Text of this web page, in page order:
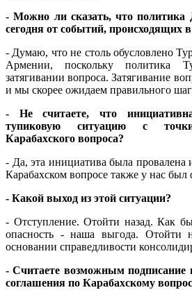
- Можно ли сказать, что политика
сегодня от событий, происходящих
- Думаю, что не столь обусловлено
Армении, поскольку политика
затягивании вопроса. Затягивание
и мы скорее ожидаем правильного
- Не считаете, что
тупиковую ситуацию с
Карабахского вопроса?
- Да, эта инициатива была провалена
Карабахском вопросе также у нас
- Какой выход из этой ситуации?
- Отступление. Отойти назад. Как
опасность - наша выгода. Отойти
основании справедливости
- Считаете возможным подписание
соглашения по Карабахскому